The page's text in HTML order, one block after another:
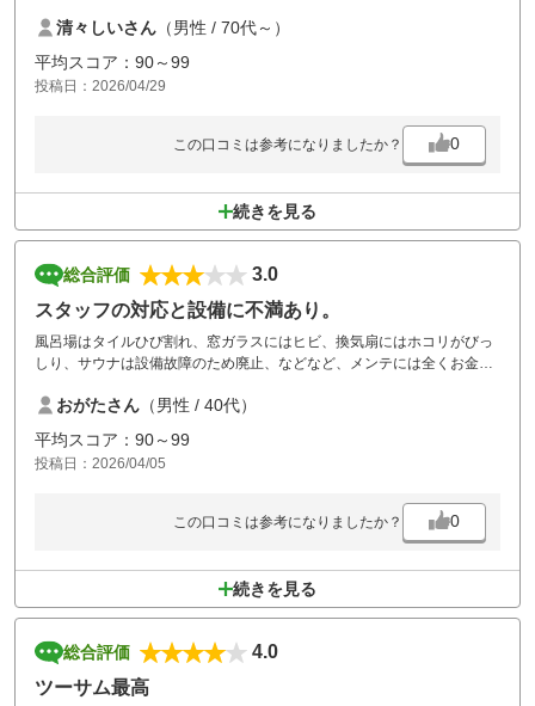
清々しいさん （男性 / 70代～）
平均スコア：90～99
投稿日：2026/04/29
この口コミは参考になりましたか？ 0
続きを見る
総合評価
3.0
スタッフの対応と設備に不満あり。
風呂場はタイルひび割れ、窓ガラスにはヒビ、換気扇にはホコリがびっ
しり、サウナは設備故障のため廃止、などなど、メンテには全くお金を
せんが。
脱衣場が外から丸見えなのは勘弁してほしいです。窓の外を頻繁に通る
カートと目が合います。
あと、同伴者からの不満ですが、精算後にお土産を買おうとフロントス
極めて面倒くさそうな対応をされた、とのことです。
普通は、お買い上げありがとうございます、では？
おがたさん （男性 / 40代）
平均スコア：90～99
投稿日：2026/04/05
この口コミは参考になりましたか？ 0
続きを見る
総合評価
4.0
ツーサム最高